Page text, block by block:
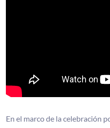
En el marco de la celebración